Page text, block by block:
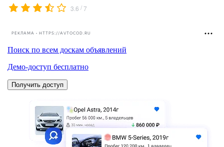
3.6 /7
РЕКЛАМА • HTTPS://AVTOCOD.RU